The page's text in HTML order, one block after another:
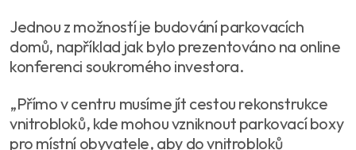
Jednou z možností je budování parkovacích
domů, například jak bylo prezentováno na online
konferenci soukromého investora.
„Přímo v centru musíme jít cestou rekonstrukce
vnitrobloků, kde mohou vzniknout parkovací boxy
pro místní obyvatele, aby do vnitrobloků